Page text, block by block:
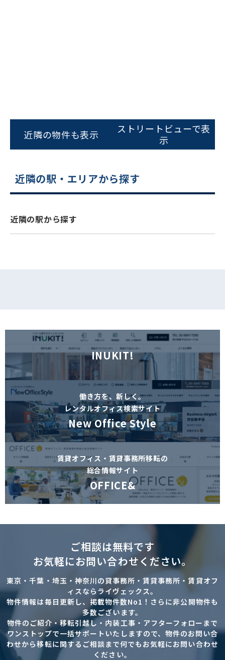
スムーズにご案内できます
0120-620-213
近隣の物件も表示
ストリートビューで表
示
近隣の駅・エリアから探す
近隣の駅から探す
INUKIT!
働き方を、新しく。
レンタルオフィス検索サイト
New Office Style
賃貸オフィス・賃貸事務所移転の
総合情報サイト
OFFICE&
ご相談は無料です
お気軽にお問い合わせください。
東京・千葉・埼玉・神奈川の貸事務所・賃貸事務所・賃貸オフ
ィスならライヴェックス。
物件情報は毎日更新し、掲載物件数No1！さらに非公開物件も
多数ございます。
物件のご紹介・移転引越し・内装工事・アフターフォローまで
ワンストップで一括サポートいたしますので、物件のお問い合
わせから移転に関するご相談まで何でもお気軽にお問い合わせ
ください。